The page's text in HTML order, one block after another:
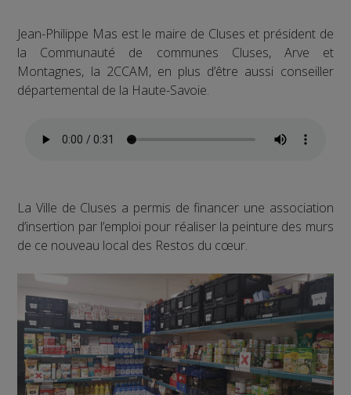
Jean-Philippe Mas est le maire de Cluses et président de
la Communauté de communes Cluses, Arve et
Montagnes, la 2CCAM, en plus d’être aussi conseiller
départemental de la Haute-Savoie.
La Ville de Cluses a permis de financer une association
d’insertion par l’emploi pour réaliser la peinture des murs
de ce nouveau local des Restos du cœur.